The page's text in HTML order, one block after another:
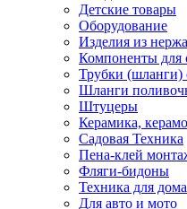
Детские товары
Оборудование
Изделия из
Компоненты для
Трубки (шланги)
Шланги
Штуцеры
Керамика,
Садовая Техника
Пена-клей
Фляги-бидоны
Техника для дома
Для авто и мото